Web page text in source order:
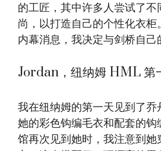
的工匠，其中许多人尝试了
尚，以打造自己的个性化衣
内幕消息，我决定与剑桥自己
Jordan，纽纳姆 HML 第
我在纽纳姆的第一天见到了乔
她的彩色钩编毛衣和配套的
馆再次见到她时，我注意到